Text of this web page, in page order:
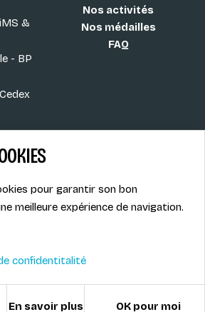
&
- BP
Nos activités
Nos médailles
FAQ
Mentions légales
Politique de
Internationale Gestion des cookies
pour garantir son bon
meilleure expérience de navigation.
confidentitalité
En savoir plus OK pour moi